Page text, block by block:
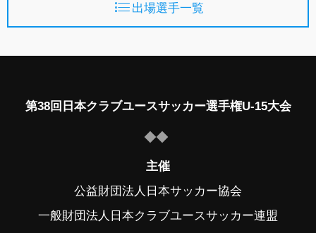
出場選手一覧
第38回日本クラブユースサッカー選手権U-15大会
主催
公益財団法人日本サッカー協会
一般財団法人日本クラブユースサッカー連盟